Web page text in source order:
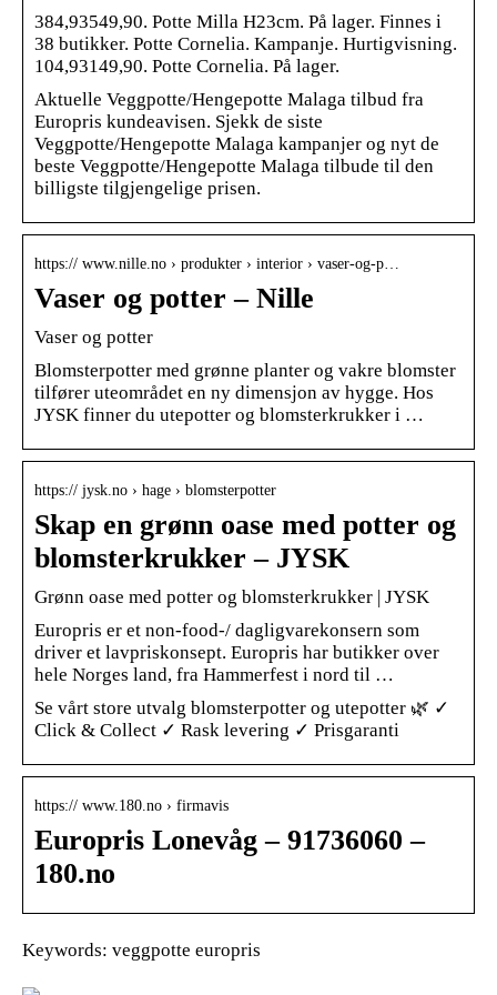
384,93549,90. Potte Milla H23cm. På lager. Finnes i
38 butikker. Potte Cornelia. Kampanje. Hurtigvisning.
104,93149,90. Potte Cornelia. På lager.
Aktuelle Veggpotte/Hengepotte Malaga tilbud fra
Europris kundeavisen. Sjekk de siste
Veggpotte/Hengepotte Malaga kampanjer og nyt de
beste Veggpotte/Hengepotte Malaga tilbude til den
billigste tilgjengelige prisen.
https:// www.nille.no › produkter › interior › vaser-og-p…
Vaser og potter – Nille
Vaser og potter
Blomsterpotter med grønne planter og vakre blomster
tilfører uteområdet en ny dimensjon av hygge. Hos
JYSK finner du utepotter og blomsterkrukker i …
https:// jysk.no › hage › blomsterpotter
Skap en grønn oase med potter og
blomsterkrukker – JYSK
Grønn oase med potter og blomsterkrukker | JYSK
Europris er et non-food-/ dagligvarekonsern som
driver et lavpriskonsept. Europris har butikker over
hele Norges land, fra Hammerfest i nord til …
Se vårt store utvalg blomsterpotter og utepotter 🌿 ✓
Click & Collect ✓ Rask levering ✓ Prisgaranti
https:// www.180.no › firmavis
Europris Lonevåg – 91736060 –
180.no
Keywords: veggpotte europris